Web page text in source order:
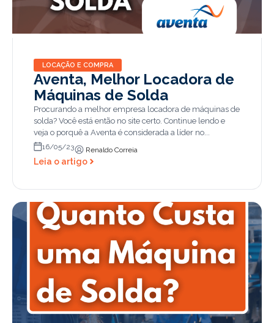
LOCAÇÃO E COMPRA
Aventa, Melhor Locadora de
Máquinas de Solda
Procurando a melhor empresa locadora de máquinas de
solda? Você está então no site certo. Continue lendo e
veja o porquê a Aventa é considerada a líder no...
16/05/23 Renaldo Correia
Leia o artigo